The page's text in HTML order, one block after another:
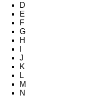
D
E
F
G
H
J
K
L
M
N